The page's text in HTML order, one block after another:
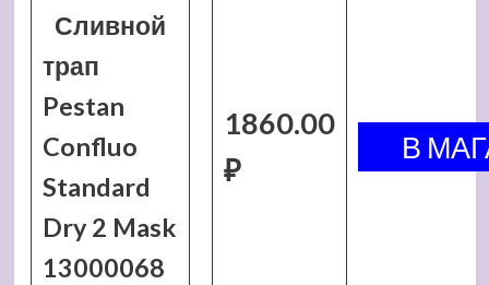
Сливной
трап
Pestan
Confluo
Standard
Dry 2 Mask
13000068
1860.00
₽